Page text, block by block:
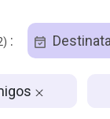
: